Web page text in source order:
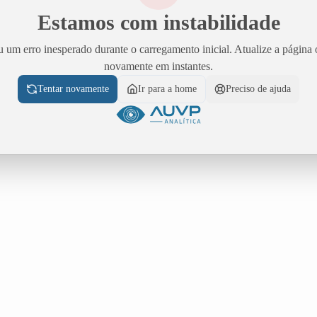
Estamos com instabilidade
um erro inesperado durante o carregamento inicial. Atualize a página
novamente em instantes.
Tentar novamente Ir para a home Preciso de ajuda